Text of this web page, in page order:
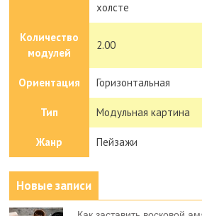
холсте
Количество
модулей
2.00
Ориентация Горизонтальная
Тип Модульная картина
Жанр Пейзажи
Новые записи